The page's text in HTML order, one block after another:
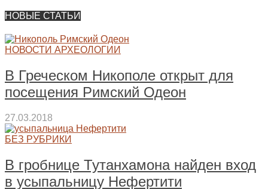
НОВЫЕ СТАТЬИ
НОВОСТИ АРХЕОЛОГИИ
В Греческом Никополе открыт для
посещения Римский Одеон
27.03.2018
БЕЗ РУБРИКИ
В гробнице Тутанхамона найден вход
в усыпальницу Нефертити